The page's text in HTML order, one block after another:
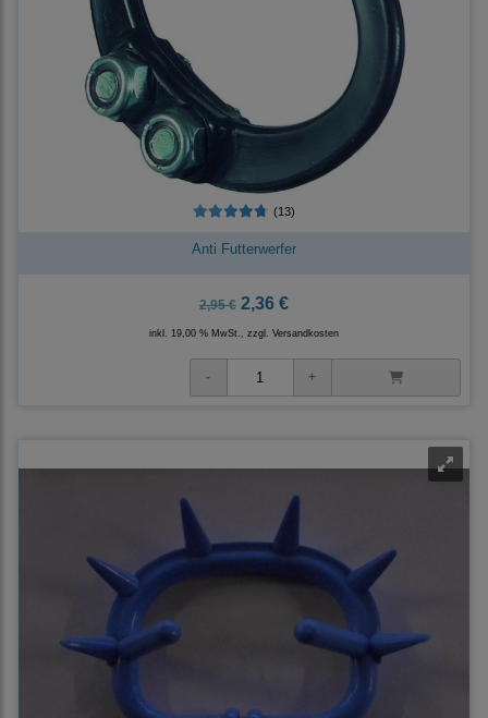
(13)
Anti Futterwerfer
2,95 € 2,36 €
inkl. 19,00 % MwSt., zzgl. Versandkosten